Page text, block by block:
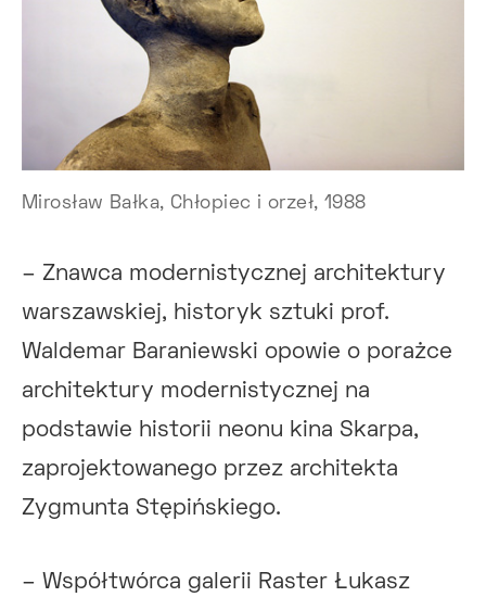
Mirosław Bałka, Chłopiec i orzeł, 1988
– Znawca modernistycznej architektury
warszawskiej, historyk sztuki prof.
Waldemar Baraniewski opowie o porażce
architektury modernistycznej na
podstawie historii neonu kina Skarpa,
zaprojektowanego przez architekta
Zygmunta Stępińskiego.
– Współtwórca galerii Raster Łukasz